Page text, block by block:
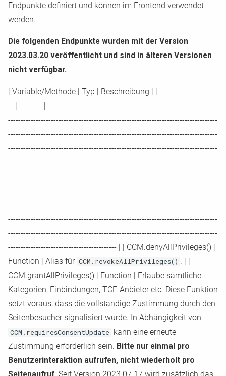
Endpunkte definiert und können im Frontend verwendet
werden.
Die folgenden Endpunkte wurden mit der Version
2023.03.20 veröffentlicht und sind in älteren Versionen
nicht verfügbar.
Variable/Methode Typ Beschreibung -----------------------
-- --------- -------------------------------------------------------------------
-----------------------------------------------------------------------------------
-----------------------------------------------------------------------------------
-----------------------------------------------------------------------------------
-----------------------------------------------------------------------------------
-----------------------------------------------------------------------------------
-----------------------------------------------------------------------------------
-----------------------------------------------------------------------------------
-----------------------------------------------------------------------------------
-----------------------------------------------------------------------------------
------------------------------------------- CCM.denyAllPrivileges()
Function
Alias für CCM.revokeAllPrivileges() .
CCM.grantAllPrivileges()
Function
Erlaube sämtliche
Kategorien, Einbindungen, TCF-Anbieter etc. Diese Funktion
setzt voraus, dass die vollständige Zustimmung durch den
Seitenbesucher signalisiert wurde. In Abhängigkeit von
CCM.requiresConsentUpdate
kann eine erneute
Zustimmung erforderlich sein. Bitte nur einmal pro
Benutzerinteraktion aufrufen, nicht wiederholt pro